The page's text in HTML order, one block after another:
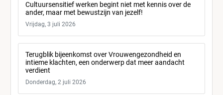
Cultuursensitief werken begint niet met kennis over de
ander, maar met bewustzijn van jezelf!
Vrijdag, 3 juli 2026
Terugblik bijeenkomst over Vrouwengezondheid en
intieme klachten, een onderwerp dat meer aandacht
verdient
Donderdag, 2 juli 2026